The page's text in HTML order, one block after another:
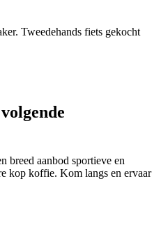
Tweedehands fiets gekocht
breed aanbod sportieve en
kop koffie. Kom langs en ervaar